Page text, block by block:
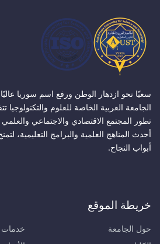
سعيًا نحو ازدهار الوطن ورفع اسم سوريا
الجامعة العربية الخاصة للعلوم
تطور المجتمع الاقتصادي والاجتماعي
أحدث المناهج العلمية والبرامج التعليمية،
أبواب النجاح.
خريطة الموقع
حول الجامعة
خدمات